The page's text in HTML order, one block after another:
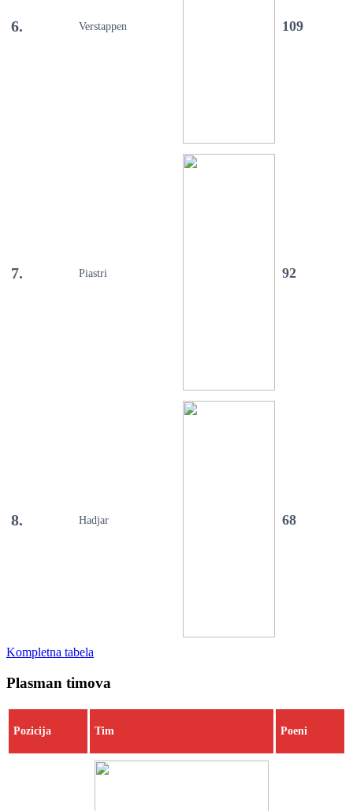
6. Verstappen 109
7. Piastri 92
8. Hadjar 68
Kompletna tabela
Plasman timova
Pozicija Tim Poeni